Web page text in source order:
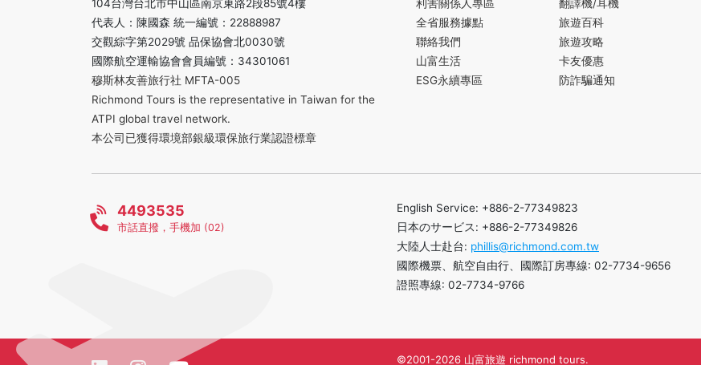
104台灣台北市中山區南京東路2段85號4樓
代表人：陳國森 統一編號：22888987
交觀綜字第2029號 品保協會北0030號
國際航空運輸協會會員編號：34301061
穆斯林友善旅行社 MFTA-005
Richmond Tours is the representative in Taiwan for the
ATPI global travel network.
本公司已獲得環境部銀級環保旅行業認證標章
利害關係人專區
全省服務據點
聯絡我們
山富生活
ESG永續專區
翻譯機/耳機
旅遊百科
旅遊攻略
卡友優惠
防詐騙通知
4493535
市話直撥，手機加 (02)
English Service: +886-2-77349823
日本のサービス: +886-2-77349826
大陸人士赴台: phillis@richmond.com.tw
國際機票、航空自由行、國際訂房專線: 02-7734-9656
證照專線: 02-7734-9766
©2001-2026 山富旅遊 richmond tours.